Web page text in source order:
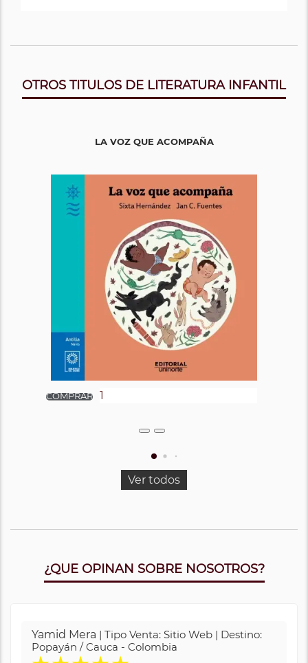
OTROS TITULOS DE LITERATURA INFANTIL
LA VOZ QUE ACOMPAÑA
Ver todos
¿QUE OPINAN SOBRE NOSOTROS?
Yamid Mera | Tipo Venta: Sitio Web | Destino:
Popayán / Cauca - Colombia